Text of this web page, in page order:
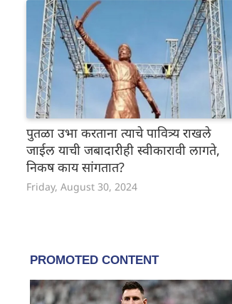
पुतळा उभा करताना त्याचे पावित्र्य राखले
जाईल याची जबादारीही स्वीकारावी लागते,
निकष काय सांगतात?
Friday, August 30, 2024